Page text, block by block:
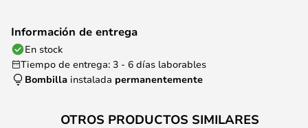
Información de entrega
En stock
Tiempo de entrega: 3 - 6 días laborables
Bombilla instalada permanentemente
OTROS PRODUCTOS SIMILARES